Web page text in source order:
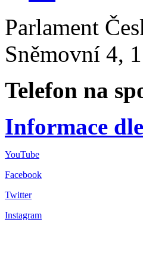
Parlament
Sněmovní 4,
Telefon na
Informace
YouTube
Facebook
Twitter
Instagram